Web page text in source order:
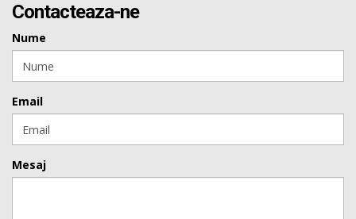
Contacteaza-ne
Nume
Email
Mesaj